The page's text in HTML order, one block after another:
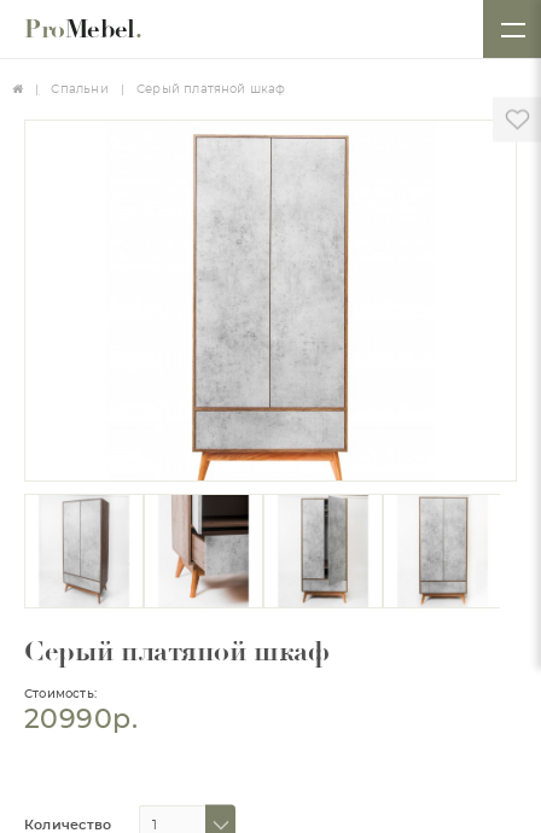
ProMebel.
Спальни Серый платяной шкаф
Серый платяной шкаф
Стоимость:
20990р.
Количество